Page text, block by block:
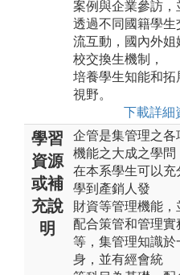
案例與企業參訪，
透過不同國籍學生
流互動，國內外姐
校交換生機制，
培養學生知能和拓
視野。
下載詳細
學習
資源
或補
充說
明
企管是集管理之各
機能之大成之學問
在本系學生可以充
學到產銷人發
財資等管理機能，
配合策管和管理實
等，集管理知識於
身，並有經會統